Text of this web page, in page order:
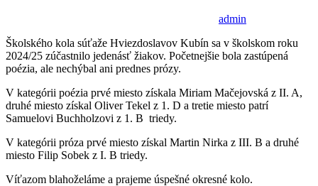
admin
Školského kola súťaže Hviezdoslavov Kubín sa v školskom roku
2024/25 zúčastnilo jedenásť žiakov. Početnejšie bola zastúpená
poézia, ale nechýbal ani prednes prózy.
V kategórii poézia prvé miesto získala Miriam Mačejovská z II. A,
druhé miesto získal Oliver Tekel z 1. D a tretie miesto patrí
Samuelovi Buchholzovi z 1. B triedy.
V kategórii próza prvé miesto získal Martin Nirka z III. B a druhé
miesto Filip Sobek z I. B triedy.
Víťazom blahoželáme a prajeme úspešné okresné kolo.